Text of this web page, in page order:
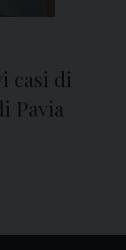
casi di
Pavia